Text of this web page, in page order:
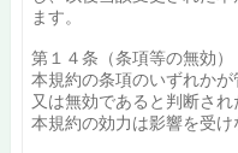
ます。
第１４条（条項等の無効）
本規約の条項のいずれか
又は無効であると判断さ
本規約の効力は影響を受け